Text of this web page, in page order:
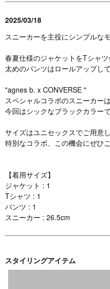
2025/03/18
スニーカーを主役にシンプルな
春夏仕様のジャケットをTシャ
太めのパンツはロールアップし
"agnes b. x CONVERSE "
スペシャルコラボのスニーカーは
今回はシックなブラックカラー
サイズはユニセックスでご用意し
特別なコラボ、この機会にぜひ
【着用サイズ】
ジャケット : 1
Tシャツ : 1
パンツ : 1
スニーカー : 26.5cm
スタイリングアイテム